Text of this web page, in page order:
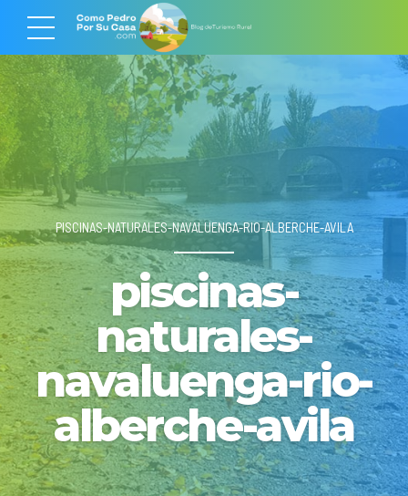
PISCINAS-NATURALES-NAVALUENGA-RIO-ALBERCHE-AVILA
piscinas-
naturales-
navaluenga-rio-
alberche-avila